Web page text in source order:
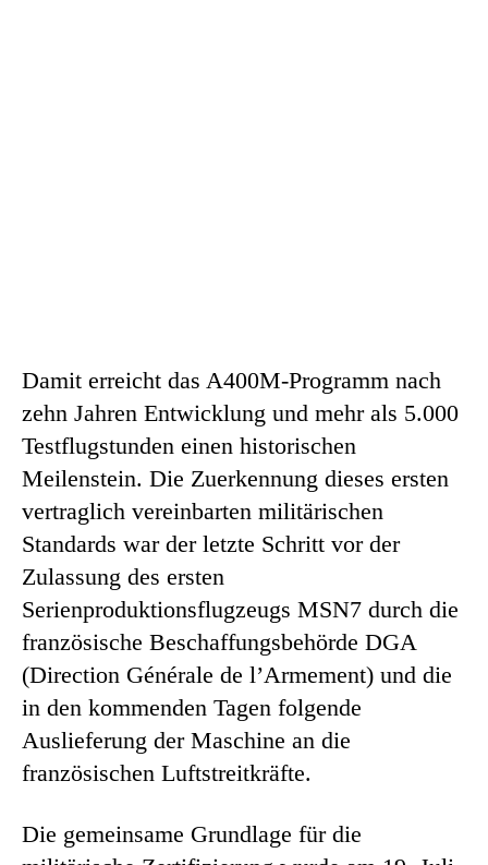
Damit erreicht das A400M-Programm nach
zehn Jahren Entwicklung und mehr als 5.000
Testflugstunden einen historischen
Meilenstein. Die Zuerkennung dieses ersten
vertraglich vereinbarten militärischen
Standards war der letzte Schritt vor der
Zulassung des ersten
Serienproduktionsflugzeugs MSN7 durch die
französische Beschaffungsbehörde DGA
(Direction Générale de l’Armement) und die
in den kommenden Tagen folgende
Auslieferung der Maschine an die
französischen Luftstreitkräfte.
Die gemeinsame Grundlage für die